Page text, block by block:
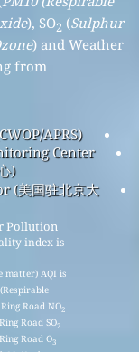
), SO2 (Sulphur
) and Weather
from:
APRS)
Center
)
(美国驻北京大
Pollution
index is
matter) AQI is
Road NO
Road SO
Road O